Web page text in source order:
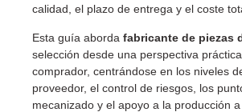
calidad, el plazo de entrega y el coste
Esta guía aborda fabricante de piezas
selección desde una perspectiva
comprador, centrándose en los niveles
proveedor, el control de riesgos, los
mecanizado y el apoyo a la producción